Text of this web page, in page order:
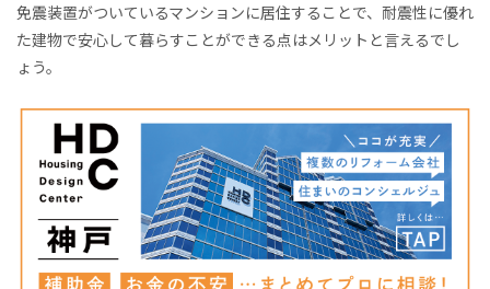
免震装置がついているマンションに居住することで、耐震性に優れ
た建物で安心して暮らすことができる点はメリットと言えるでし
ょう。